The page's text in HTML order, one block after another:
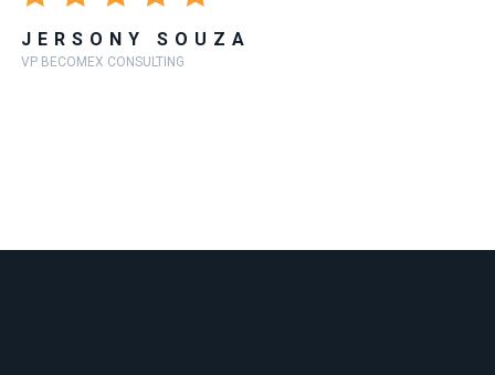
JERSONY SOUZA
VP BECOMEX CONSULTING